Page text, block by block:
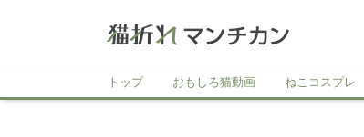
トップ おもしろ猫動画 ねこコスプレ